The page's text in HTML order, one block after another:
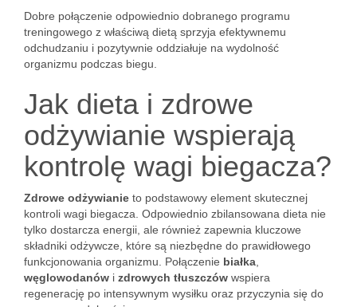
Dobre połączenie odpowiednio dobranego programu
treningowego z właściwą dietą sprzyja efektywnemu
odchudzaniu i pozytywnie oddziałuje na wydolność
organizmu podczas biegu.
Jak dieta i zdrowe
odżywianie wspierają
kontrolę wagi biegacza?
Zdrowe odżywianie to podstawowy element skutecznej
kontroli wagi biegacza. Odpowiednio zbilansowana dieta nie
tylko dostarcza energii, ale również zapewnia kluczowe
składniki odżywcze, które są niezbędne do prawidłowego
funkcjonowania organizmu. Połączenie białka
węglowodanów i zdrowych tłuszczów wspiera
regenerację po intensywnym wysiłku oraz przyczynia się do